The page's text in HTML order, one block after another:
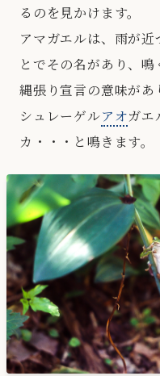
るのを見かけます。
アマガエルは、雨が
とでその名があり、
縄張り宣言の意味があ
シュレーゲルアオガエ
カ・・・と鳴きます。